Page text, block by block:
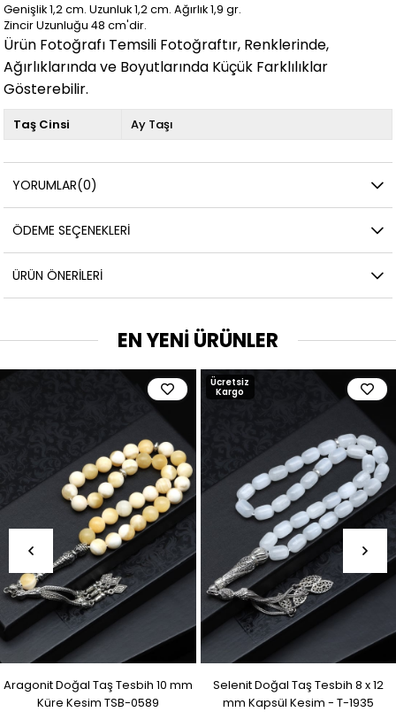
Genişlik 1,2 cm. Uzunluk 1,2cm. Ağırlık 1,9 gr.
Zincir Uzunluğu 48 cm'dir.
Ürün Fotoğrafı Temsili Fotoğraftır, Renklerinde,
Ağırlıklarında ve Boyutlarında Küçük Farklılıklar
Gösterebilir.
Taş Cinsi Ay Taşı
YORUMLAR(0)
ÖDEME SEÇENEKLERI
ÜRÜN ÖNERILERI
EN YENİ ÜRÜNLER
Aragonit Doğal Taş Tesbih 10 mm
Küre Kesim TSB-0589
Selenit Doğal Taş Tesbih 8 x 12
mm Kapsül Kesim - T-1935
Ücretsiz
Kargo